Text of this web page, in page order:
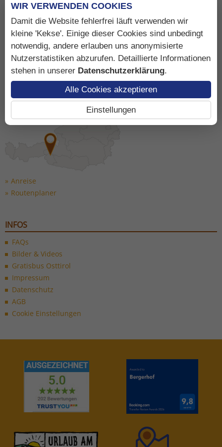
Tirol/Österreich
info@bergerhof.co.at
Tel: +43 4876 8248
LAGE & ANREISE
Der schnellste Weg zum
Bergerhof
Anreise
Routenplaner
INFOS
FAQs
Bilder & Videos
Gratisbus Osttirol
Impressum
Datenschutz
AGB
Cookie Einstellungen
WIR VERWENDEN COOKIES
Damit die Website fehlerfrei läuft verwenden wir
kleine 'Kekse'. Einige dieser Cookies sind unbedingt
notwendig, andere erlauben uns anonymisierte
Nutzerstatistiken abzurufen. Detaillierte Informationen
stehen in unserer Datenschutzerklärung.
Alle Cookies akzeptieren
Einstellungen